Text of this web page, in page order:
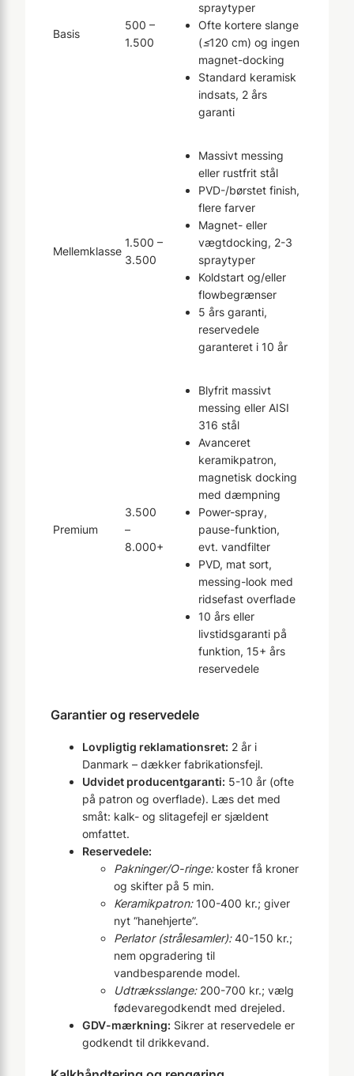
Basis
500 –
1.500
spraytyper
Ofte kortere slange
(≤120 cm) og ingen
magnet-docking
Standard keramisk
indsats, 2 års
garanti
Mellemklasse
1.500 –
3.500
Massivt messing
eller rustfrit stål
PVD-/børstet finish,
flere farver
Magnet- eller
vægtdocking, 2-3
spraytyper
Koldstart og/eller
flowbegrænser
5 års garanti,
reservedele
garanteret i 10 år
Premium
3.500
–
8.000+
Blyfrit massivt
messing eller AISI
316 stål
Avanceret
keramikpatron,
magnetisk docking
med dæmpning
Power-spray,
pause-funktion,
evt. vandfilter
PVD, mat sort,
messing-look med
ridsefast overflade
10 års eller
livstidsgaranti på
funktion, 15+ års
reservedele
Garantier og reservedele
Lovpligtig reklamationsret: 2 år i
Danmark – dækker fabrikationsfejl.
Udvidet producentgaranti: 5-10 år (ofte
på patron og overflade). Læs det med
småt: kalk- og slitagefejl er sjældent
omfattet.
Reservedele:
Pakninger/O-ringe:koster få kroner
og skifter på 5 min.
Keramikpatron:100-400 kr.; giver
nyt “hanehjerte”.
Perlator (strålesamler):40-150 kr.;
nem opgradering til
vandbesparende model.
Udtræksslange:200-700 kr.; vælg
fødevaregodkendt med drejeled.
GDV-mærkning: Sikrer at reservedele er
godkendt til drikkevand.